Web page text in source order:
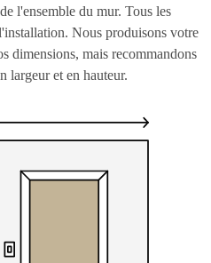
l'ensemble du mur. Tous les
Nous produisons votre
dimensions, mais recommandons
largeur et en hauteur.